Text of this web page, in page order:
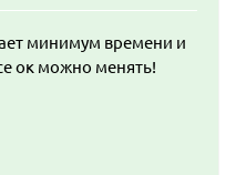
минимум времени и
ок можно менять!